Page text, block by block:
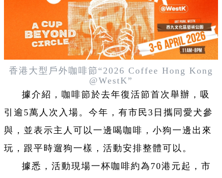
香港大型戶外咖啡節“2026 Coffee Hong Kong
@WestK”
據介紹，咖啡節於去年復活節首次舉辦，吸
引逾5萬人次入場。今年，有市民3日攜同愛犬參
與，並表示主人可以一邊喝咖啡，小狗一邊出來
玩，跟平時遛狗一樣，活動安排整體可以。
據悉，活動現場一杯咖啡約為70港元起，市